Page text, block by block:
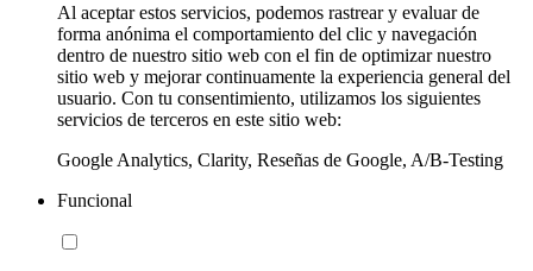
Al aceptar estos servicios, podemos rastrear y evaluar de
forma anónima el comportamiento del clic y navegación
dentro de nuestro sitio web con el fin de optimizar nuestro
sitio web y mejorar continuamente la experiencia general del
usuario. Con tu consentimiento, utilizamos los siguientes
servicios de terceros en este sitio web:
Google Analytics, Clarity, Reseñas de Google, A/B-Testing
Funcional